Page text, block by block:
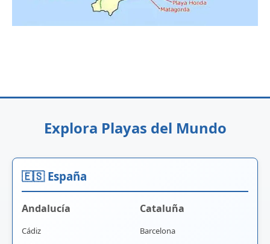
Explora Playas del Mundo
🇪🇸 España
Andalucía
Cádiz
Cataluña
Barcelona